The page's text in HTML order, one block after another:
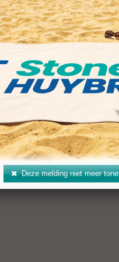
Deze melding niet meer